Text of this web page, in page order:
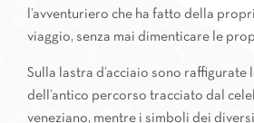
l’avventuriero che ha fatto della
viaggio, senza mai dimenticare le
Sulla lastra d’acciaio sono
dell’antico percorso tracciato dal
veneziano, mentre i simboli dei